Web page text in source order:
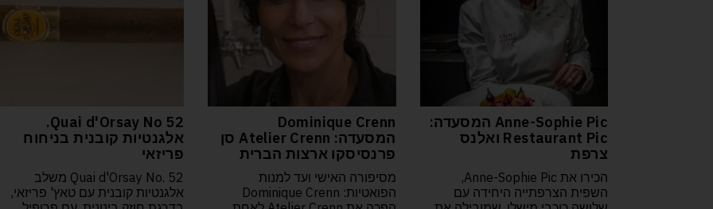
Anne-Sophie Pic המסעדה:
Restaurant Pic ואלנס
צרפת
הכירו את Anne-Sophie Pic,
השפית הצרפתייה היחידה עם
Dominique Crenn
המסעדה: Atelier Crenn סן
פרנסיסקו ארצות הברית
מסיפורה האישי ועד למנות
הפואטיות: Dominique Crenn
52 Quai d'Orsay No.
אלגנטיות קובנית בניחוח
פריזאי
Quai d'Orsay No. 52 משלב
אלגנטיות קובנית עם טאץ' פריזאי,